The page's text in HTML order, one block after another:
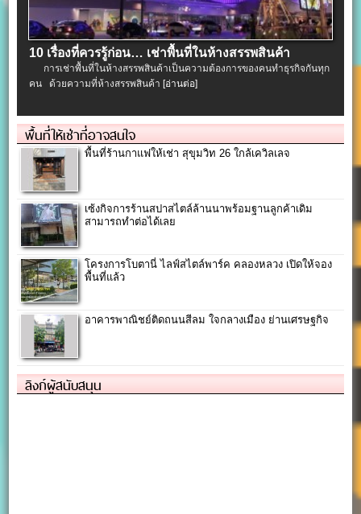
10 เรื่องที่ควรรู้ก่อน… เช่าพื้นที่ในห้างสรรพสินค้า
การเช่าพื้นที่ในห้างสรรพสินค้าเป็นความต้องการของคนทำธุรกิจกันทุก
คน ด้วยความที่ห้างสรรพสินค้า [อ่านต่อ]
พื้นที่ให้เช่าที่อาจสนใจ
พื้นที่ร้านกาแฟให้เช่า สุขุมวิท 26 ใกล้เควิลเลจ
เซ้งกิจการร้านสปาสไตล์ล้านนาพร้อมฐานลูกค้าเดิม
สามารถทำต่อได้เลย
โครงการโบตานี่ ไลฟ์สไตล์พาร์ค คลองหลวง เปิดให้จอง
พื้นที่แล้ว
อาคารพาณิชย์ติดถนนสีลม ใจกลางเมือง ย่านเศรษฐกิจ
ลิงก์ผู้สนับสนุน